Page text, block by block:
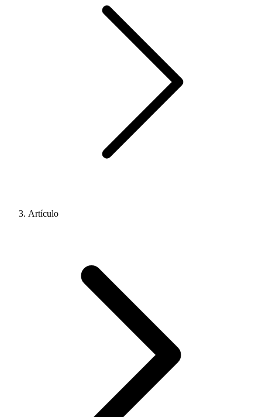
Artículo